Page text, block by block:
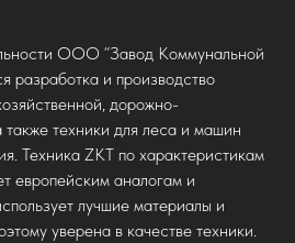
ООО “Завод Коммунальной
разработка и производство
дорожно-
также техники для леса и машин
Техника ZKT по характеристикам
европейским аналогам и
лучшие материалы и
уверена в качестве техники.